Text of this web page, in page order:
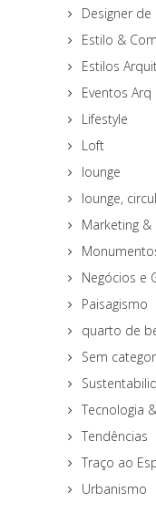
Designer
Estilo &
Estilos
Eventos
Lifestyle
Loft
lounge
lounge,
Marketing
Negócios e
Paisagismo
quarto de
Sem
Tecnologia
Tendências
Traço ao
Urbanismo